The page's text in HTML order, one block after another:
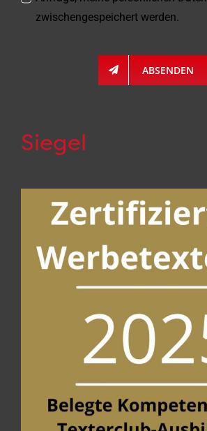
zwischengespeichert werden.
ABSENDEN
Siegel